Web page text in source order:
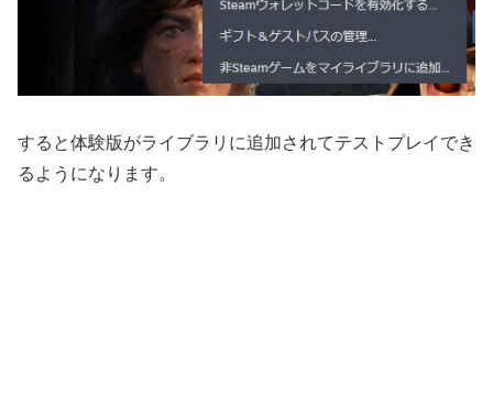
すると体験版がライブラリに追加されてテストプレイでき
るようになります。